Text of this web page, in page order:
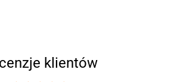
klientów